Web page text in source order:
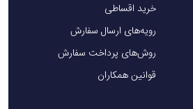
خرید اقساطی
رویه‌های ارسال سفارش
روش‌های پرداخت سفارش
قوانین همکاران